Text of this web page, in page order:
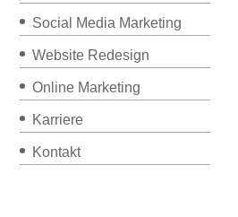
Social Media Marketing
Website Redesign
Online Marketing
Karriere
Kontakt